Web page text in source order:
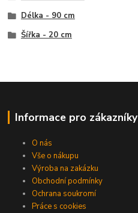
Délka - 90 cm
Šířka - 20 cm
Informace pro zákazníky
O nás
Vše o nákupu
Výroba na zakázku
Obchodní podmínky
Ochrana soukromí
Práce s cookies